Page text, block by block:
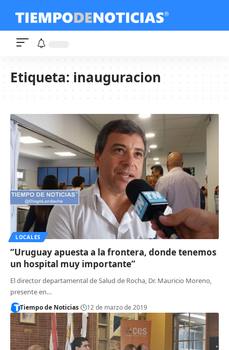
Etiqueta:inauguracion
LOCALES
“Uruguay apuesta a la frontera, donde tenemos
un hospital muy importante”
El director departamental de Salud de Rocha, Dr. Mauricio Moreno,
presente en…
Tiempo de Noticias 12 de marzo de 2019